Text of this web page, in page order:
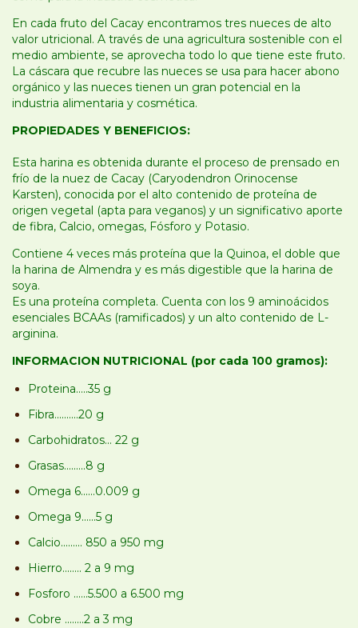
En cada fruto del Cacay encontramos tres nueces de alto
valor utricional. A través de una agricultura sostenible con el
medio ambiente, se aprovecha todo lo que tiene este fruto.
La cáscara que recubre las nueces se usa para hacer abono
orgánico y las nueces tienen un gran potencial en la
industria alimentaria y cosmética.
PROPIEDADES Y BENEFICIOS:
Esta harina es obtenida durante el proceso de prensado en
frío de la nuez de Cacay (Caryodendron Orinocense
Karsten), conocida por el alto contenido de proteína de
origen vegetal (apta para veganos) y un significativo aporte
de fibra, Calcio, omegas, Fósforo y Potasio.
Contiene 4 veces más proteína que la Quinoa, el doble que
la harina de Almendra y es más digestible que la harina de
soya.
Es una proteína completa. Cuenta con los 9 aminoácidos
esenciales BCAAs (ramificados) y un alto contenido de L-
arginina.
INFORMACION NUTRICIONAL (por cada 100 gramos):
Proteina.....35 g
Fibra..........20 g
Carbohidratos... 22 g
Grasas.........8 g
Omega 6......0.009 g
Omega 9......5 g
Calcio......... 850 a 950 mg
Hierro........ 2 a 9 mg
Fosforo ......5.500 a 6.500 mg
Cobre ........2 a 3 mg